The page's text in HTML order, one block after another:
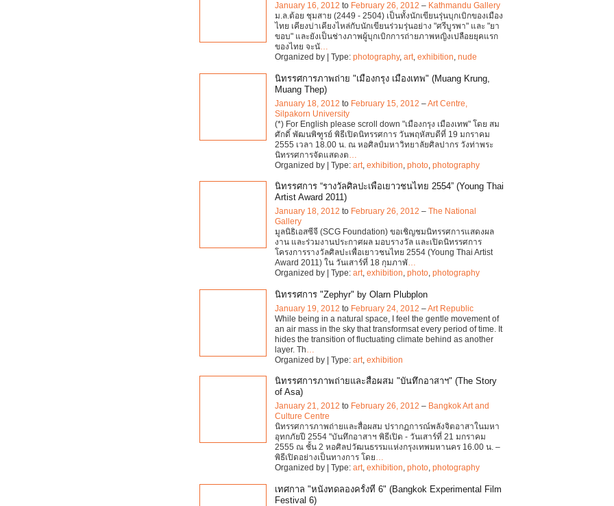
January 16, 2012 to February 26, 2012 – Kathmandu Gallery
ม.ล.ต้อย ชุมสาย (2449 - 2504) เป็นทั้งนักเขียนรุ่นบุกเบิกของเมือง
ไทย เคียงบ่าเคียงไหล่กับนักเขียนร่วมรุ่นอย่าง "ศรีบูรพา" และ "ยา
ขอบ" และยังเป็นช่างภาพผู้บุกเบิกการถ่ายภาพหญิงเปลือยยุคแรก
ของไทย จะนั…
Organized by | Type: photography, art, exhibition, nude
นิทรรศการภาพถ่าย "เมืองกรุง เมืองเทพ" (Muang Krung,
Muang Thep)
January 18, 2012 to February 15, 2012 –Art Centre,
Silpakorn University
(*) For English please scroll down "เมืองกรุง เมืองเทพ" โดย สม
ศักดิ์ พัฒนพิฑูรย์ พิธีเปิดนิทรรศการ วันพฤหัสบดีที่ 19 มกราคม
2555 เวลา 18.00 น. ณ หอศิลป์มหาวิทยาลัยศิลปากร วังท่าพระ
นิทรรศการจัดแสดงต
Organized by | Type: art exhibition photo photography
นิทรรศการ “รางวัลศิลปะเพื่อเยาวชนไทย 2554” (Young Thai
Artist Award 2011)
January 18, 2012 to February 26, 2012 – The National
Gallery
มูลนิธิเอสซีจี (SCG Foundation) ขอเชิญชมนิทรรศการแสดงผล
งาน และร่วมงานประกาศผล มอบรางวัล และเปิดนิทรรศการ
โครงการรางวัลศิลปะเพื่อเยาวชนไทย 2554 (Young Thai Artist
Award 2011) ใน วันเสาร์ที่ 18 กุมภาพั…
Organized by | Type: art, exhibition, photo, photography
นิทรรศการ "Zephyr" by Olarn Plubplon
January 19, 2012 to February 24, 2012 –Art Republic
While being in a natural space, I feel the gentle movement of
an air mass in the sky that transformsat every period of time. It
hides the transition of fluctuating climate behind as another
layer. Th…
Organized by | Type: art, exhibition
นิทรรศการภาพถ่ายและสื่อผสม "บันทึกอาสาฯ" (The Story
of Asa)
January 21, 2012 to February 26, 2012 – Bangkok Art and
Culture Centre
นิทรรศการภาพถ่ายและสื่อผสม ปรากฏการณ์พลังจิตอาสาในมหา
อุทกภัยปี 2554 "บันทึกอาสาฯ พิธีเปิด - วันเสาร์ที่ 21 มกราคม
2555 ณ ชั้น 2 หอศิลปวัฒนธรรมแห่งกรุงเทพมหานคร 16.00 น. –
พิธีเปิดอย่างเป็นทางการ โดย…
Organized by | Type: art, exhibition, photo, photography
เทศกาล "หนังทดลองครั้งที่ 6" (Bangkok Experimental Film
Festival 6)